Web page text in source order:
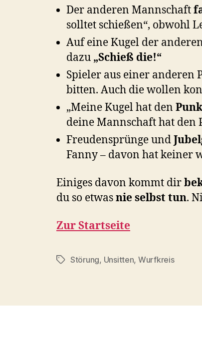
Der anderen Mannschaft
solltet schießen“, obwohl
Auf eine Kugel der
dazu „Schieß die!“
Spieler aus einer anderen
bitten. Auch die wollen
„Meine Kugel hat den
deine Mannschaft hat den
Freudensprünge und
Fanny – davon hat keiner
Einiges davon kommt dir
du so etwasnie selbst tun.
Zur Startseite
Schlagwörter
Störung, Unsitten, Wurfkreis